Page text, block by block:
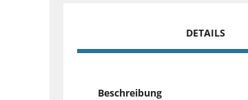
DETAILS
Beschreibung